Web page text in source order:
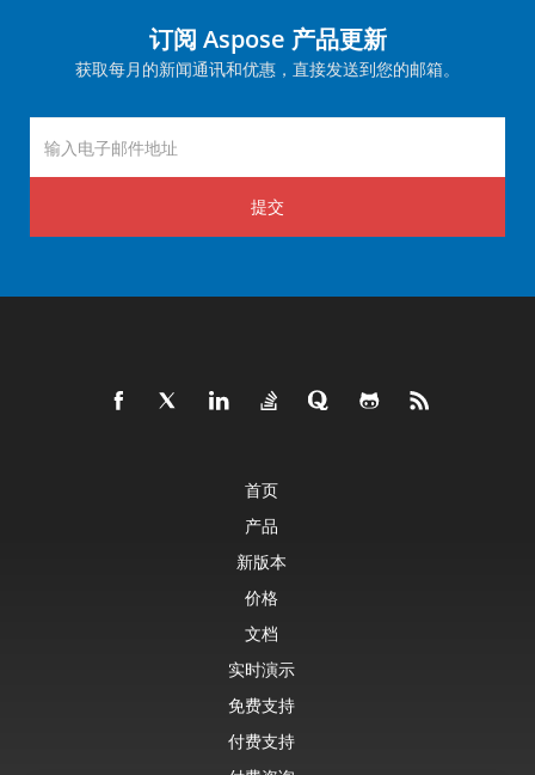
订阅 Aspose 产品更新
获取每月的新闻通讯和优惠，直接发送到您的邮箱。
提交
首页
产品
新版本
价格
文档
实时演示
免费支持
付费支持